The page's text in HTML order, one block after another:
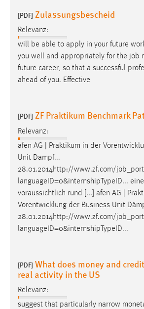
[PDF] Zulassungsbescheid
Relevanz:
will be able to apply in your future
you well and appropriately for the job
future career, so that a successful
ahead of you. Effective
[PDF] ZF Praktikum Benchmark
Relevanz:
afen AG | Praktikum in der
Unit Dämpf...
28.01.2014http://www.zf.com/job
languageID=0&internshipTypeID...
voraussichtlich rund [...] afen AG |
Vorentwicklung der Business Unit
28.01.2014http://www.zf.com/job
languageID=0&internshipTypeID...
[PDF] What does money and
real activity in the US
Relevanz:
suggest that particularly narrow